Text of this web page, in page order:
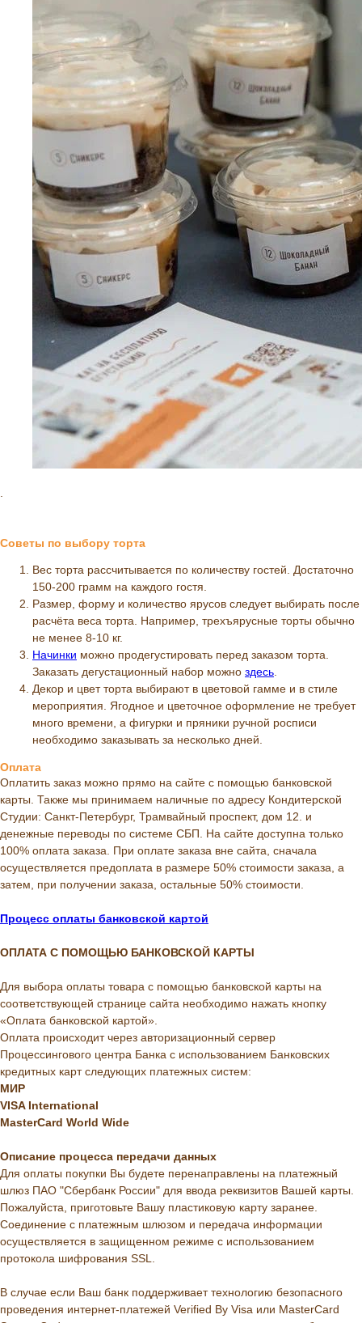
.
Советы по выбору торта
Вес торта рассчитывается по количеству гостей. Достаточно
150-200 грамм на каждого гостя.
Размер, форму и количество ярусов следует выбирать после
расчёта веса торта. Например, трехъярусные торты обычно
не менее 8-10 кг.
Начинки можно продегустировать перед заказом торта.
Заказать дегустационный набор можно здесь.
Декор и цвет торта выбирают в цветовой гамме и в стиле
мероприятия. Ягодное и цветочное оформление не требует
много времени, а фигурки и пряники ручной росписи
необходимо заказывать за несколько дней.
Оплата
Оплатить заказ можно прямо на сайте с помощью банковской
карты. Также мы принимаем наличные по адресу Кондитерской
Студии: Санкт-Петербург, Трамвайный проспект, дом 12. и
денежные переводы по системе СБП. На сайте доступна только
100% оплата заказа. При оплате заказа вне сайта, сначала
осуществляется предоплата в размере 50% стоимости заказа, а
затем, при получении заказа, остальные 50% стоимости.
Процесс оплаты банковской картой
ОПЛАТА С ПОМОЩЬЮ БАНКОВСКОЙ КАРТЫ
Для выбора оплаты товара с помощью банковской карты на
соответствующей странице сайта необходимо нажать кнопку
«Оплата банковской картой».
Оплата происходит через авторизационный сервер
Процессингового центра Банка с использованием Банковских
кредитных карт следующих платежных систем:
МИР
VISA International
MasterCard World Wide
Описание процесса передачи данных
Для оплаты покупки Вы будете перенаправлены на платежный
шлюз ПАО "Сбербанк России" для ввода реквизитов Вашей карты.
Пожалуйста, приготовьте Вашу пластиковую карту заранее.
Соединение с платежным шлюзом и передача информации
осуществляется в защищенном режиме с использованием
протокола шифрования SSL.
В случае если Ваш банк поддерживает технологию безопасного
проведения интернет-платежей Verified By Visa или MasterCard